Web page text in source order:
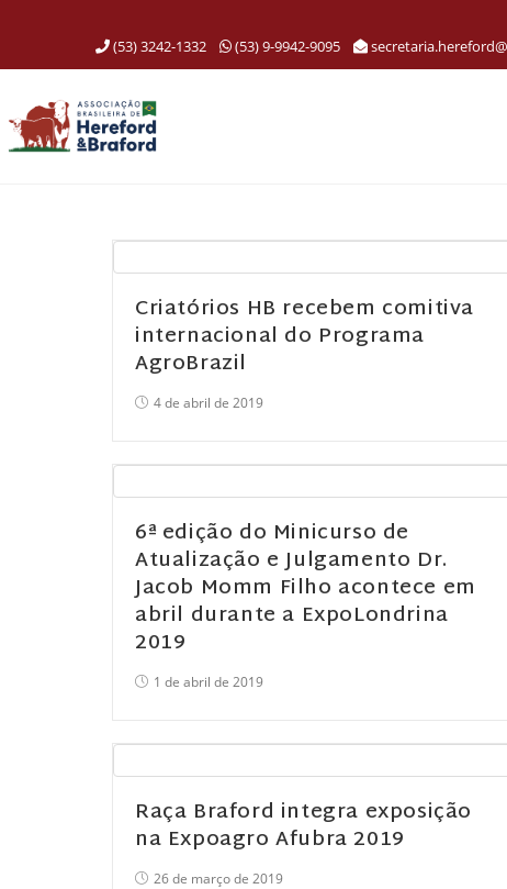
(53) 3242-1332 (53) 9-9942-9095
Criatórios HB recebem comitiva
internacional do Programa
AgroBrazil
4 de abril de 2019
6ª edição do Minicurso de
Atualização e Julgamento Dr.
Jacob Momm Filho acontece em
abril durante a ExpoLondrina
2019
1 de abril de 2019
Raça Braford integra exposição
na Expoagro Afubra 2019
26 de março de 2019